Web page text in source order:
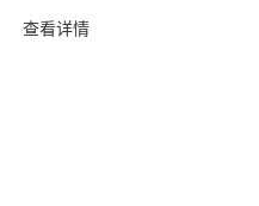
查看详情